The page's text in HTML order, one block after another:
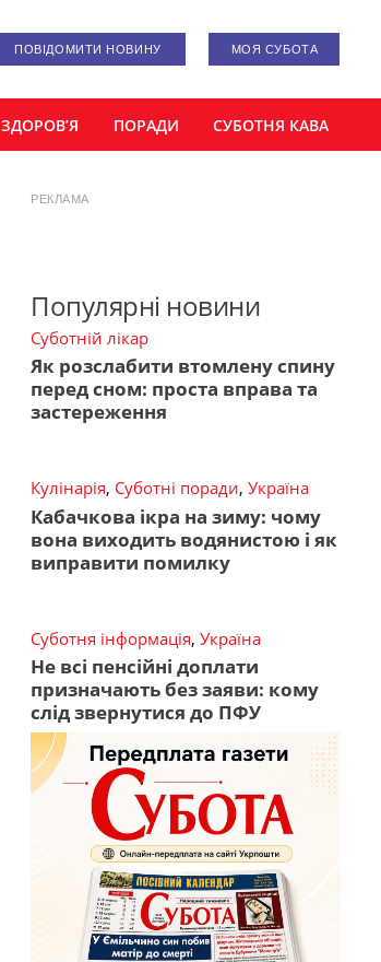
ПОВІДОМИТИ НОВИНУ МОЯ СУБОТА
ЗДОРОВ’Я ПОРАДИ СУБОТНЯ КАВА
РЕКЛАМА
Популярні новини
Суботній лікар
Як розслабити втомлену спину
перед сном: проста вправа та
застереження
Кулінарія, Суботні поради, Україна
Кабачкова ікра на зиму: чому
вона виходить водянистою і як
виправити помилку
Суботня інформація, Україна
Не всі пенсійні доплати
призначають без заяви: кому
слід звернутися до ПФУ